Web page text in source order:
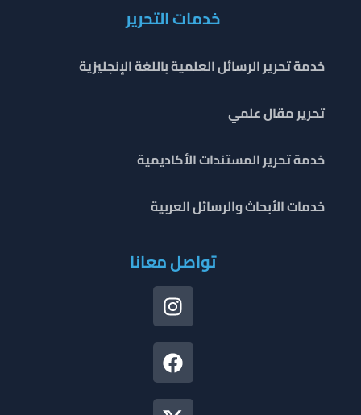
خدمات التحرير
خدمة تحرير الرسائل العلمية باللغة الإنجليزية
تحرير مقال علمي
خدمة تحرير المستندات الأكاديمية
خدمات الأبحاث والرسائل العربية
تواصل معانا